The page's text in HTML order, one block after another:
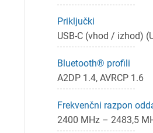
Priključki
USB-C (vhod / izhod)
Bluetooth® profili
A2DP 1.4, AVRCP 1.6
Frekvenčni razpon
2400 MHz – 2483,5